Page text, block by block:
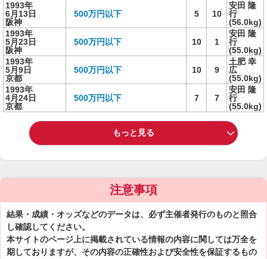
1993年
6月13日
阪神
500万円以下 5 10
安田 隆
行
(56.0kg)
1993年
5月23日
阪神
500万円以下 10 1
安田 隆
行
(55.0kg)
1993年
5月9日
京都
500万円以下 10 9
土肥 幸
広
(55.0kg)
1993年
4月24日
京都
500万円以下 7 7
安田 隆
行
(55.0kg)
もっと見る
注意事項
結果・成績・オッズなどのデータは、必ず主催者発行のものと照合
し確認してください。
本サイトのページ上に掲載されている情報の内容に関しては万全を
期しておりますが、その内容の正確性および安全性を保証するもの